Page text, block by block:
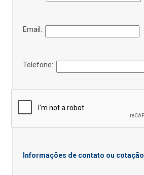
Email:
Telefone:
Informações de contato ou cotação